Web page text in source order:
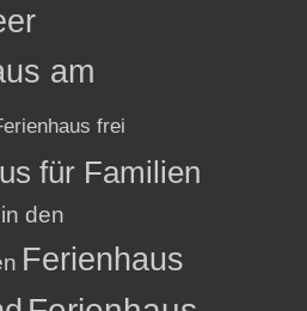
am
frei
für Familien
den
Ferienhaus